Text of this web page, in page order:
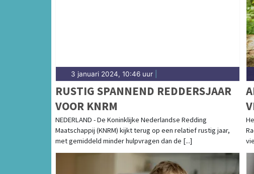
3 januari 2024, 10:46 uur
RUSTIG SPANNEND REDDERSJAAR
VOOR KNRM
NEDERLAND - De Koninklijke Nederlandse Redding
Maatschappij (KNRM) kijkt terug op een relatief rustig jaar,
met gemiddeld minder hulpvragen dan de [...]